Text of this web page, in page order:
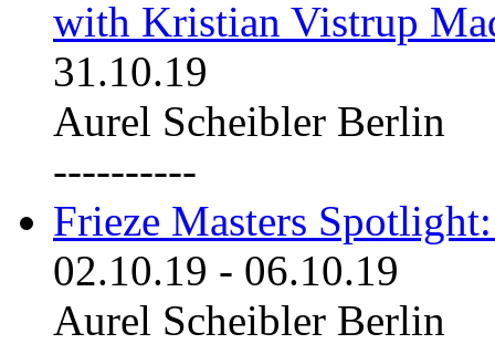
with Kristian Vistrup
31.10.19
Aurel Scheibler Berlin
----------
Frieze Masters
02.10.19 - 06.10.19
Aurel Scheibler Berlin